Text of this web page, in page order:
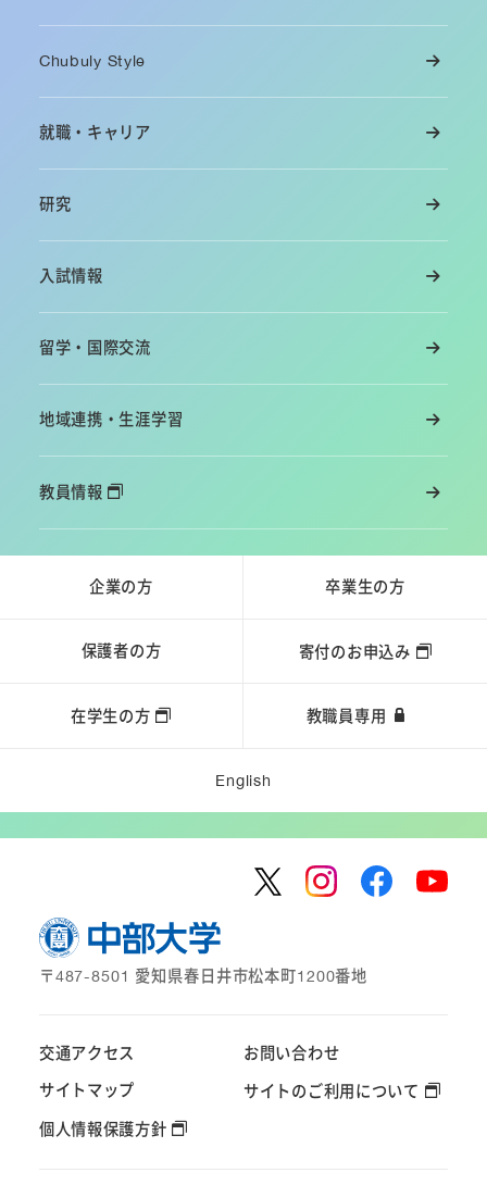
Chubuly Style
就職・キャリア
研究
入試情報
留学・国際交流
地域連携・生涯学習
教員情報
企業の方 卒業生の方
保護者の方 寄付のお申込み
在学生の方 教職員専用
English
〒487-8501 愛知県春日井市松本町1200番地
交通アクセス お問い合わせ
サイトマップ サイトのご利用について
個人情報保護方針